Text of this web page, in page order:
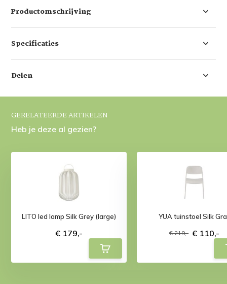
Productomschrijving
Specificaties
Delen
GERELATEERDE ARTIKELEN
Heb je deze al gezien?
LITO led lamp Silk Grey (large)
€ 179,-
YUA tuinstoel Silk
€ 219,- € 110,-